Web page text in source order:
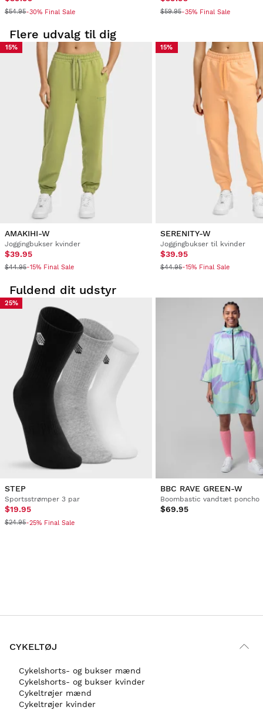
$54.95-30% Final Sale $59.95-35% Final Sale
Flere udvalg til dig
15%
AMAKIHI-W
Joggingbukser kvinder
$39.95
$44.95-15% Final Sale
15%
SERENITY-W
Joggingbukser til kvinder
$39.95
$44.95-15% Final Sale
Fuldend dit udstyr
25%
STEP
Sportsstrømper 3 par
$19.95
$24.95-25% Final Sale
BBC RAVE GREEN-W
Boombastic vandtæt poncho
$69.95
CYKELTØJ
Cykelshorts- og bukser mænd
Cykelshorts- og bukser kvinder
Cykeltrøjer mænd
Cykeltrøjer kvinder